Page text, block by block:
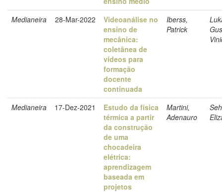
Medianeira
28-Mar-2022
Videoanálise no
ensino de
mecânica:
coletânea de
vídeos para
formação
docente
continuada
Iberss,
Patrick
Medianeira 17-Dez-2021
Estudo da física
térmica a partir
da construção
de uma
chocadeira
elétrica:
aprendizagem
baseada em
projetos
Martini,
Adenauro